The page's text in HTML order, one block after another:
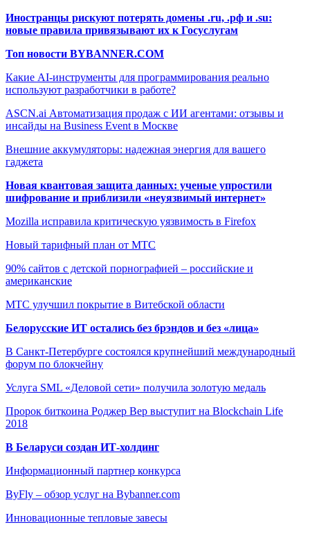
Иностранцы рискуют потерять домены .ru, .рф и .su:
новые правила привязывают их к Госуслугам
Топ новости BYBANNER.COM
Какие AI-инструменты для программирования реально
используют разработчики в работе?
ASCN.ai Автоматизация продаж с ИИ агентами: отзывы и
инсайды на Business Event в Москве
Внешние аккумуляторы: надежная энергия для вашего
гаджета
Новая квантовая защита данных: ученые упростили
шифрование и приблизили «неуязвимый интернет»
Mozilla исправила критическую уязвимость в Firefox
Новый тарифный план от МТС
90% сайтов с детской порнографией – российские и
американские
МТС улучшил покрытие в Витебской области
Белорусские ИТ остались без брэндов и без «лица»
В Санкт-Петербурге состоялся крупнейший международный
форум по блокчейну
Услуга SML «Деловой сети» получила золотую медаль
Пророк биткоина Роджер Вер выступит на Blockchain Life
2018
В Беларуси создан ИТ-холдинг
Информационный партнер конкурса
ByFly – обзор услуг на Bybanner.com
Инновационные тепловые завесы